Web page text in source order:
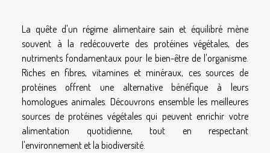
La quête d'un régime alimentaire sain et équilibré mène
souvent à la redécouverte des protéines végétales, des
nutriments fondamentaux pour le bien-être de l'organisme.
Riches en fibres, vitamines et minéraux, ces sources de
protéines offrent une alternative bénéfique à leurs
homologues animales. Découvrons ensemble les meilleures
sources de protéines végétales qui peuvent enrichir votre
alimentation quotidienne, tout en respectant
l'environnement et la biodiversité.